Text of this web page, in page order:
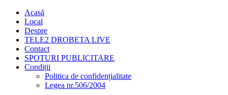
Acasă
Local
Despre
TELE2 DROBETA LIVE
Contact
SPOTURI PUBLICITARE
Condiții
Politica de confidențialitate
Legea nr.506/2004